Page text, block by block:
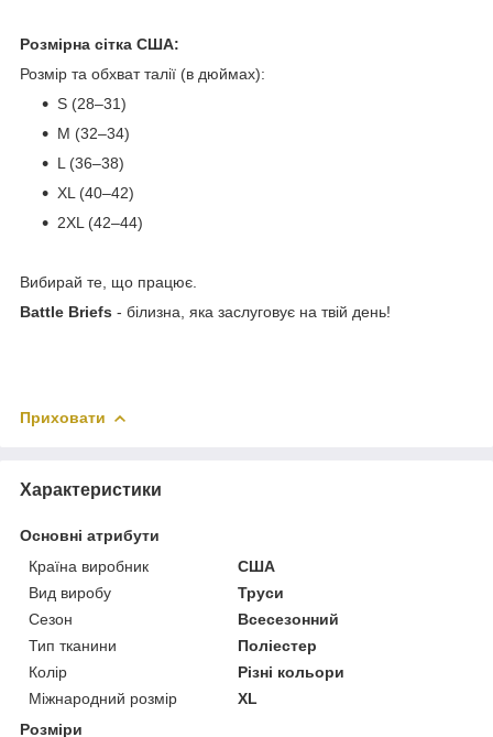
Розмірна сітка США:
Розмір та обхват талії (в дюймах):
S (28–31)
M (32–34)
L (36–38)
XL (40–42)
2XL (42–44)
Вибирай те, що працює.
Battle Briefs - білизна, яка заслуговує на твій день!
Приховати
Характеристики
Основні атрибути
Країна виробник
США
Вид виробу
Труси
Сезон
Всесезонний
Тип тканини
Поліестер
Колір
Різні кольори
Міжнародний розмір
XL
Розміри